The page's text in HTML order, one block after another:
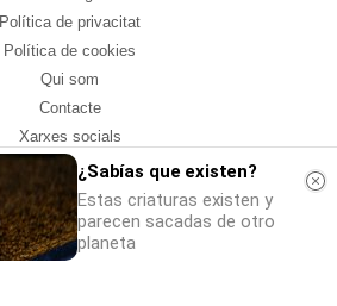
Política de privacitat
Política de cookies
Qui som
Contacte
Xarxes socials
Amb col·laboració de:¿Sabías que existen?
Estas criaturas existen y
parecen sacadas de otro
planeta